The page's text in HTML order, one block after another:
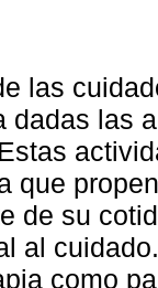
las
dadas las
que
de su
al
como